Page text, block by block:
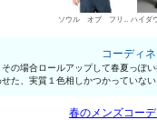
ソウル オブ フリーダム！ タンクトップ
コーディ
場合ロールアップして春夏っ
、実質１色相しかつかっていな
春のメンズコー